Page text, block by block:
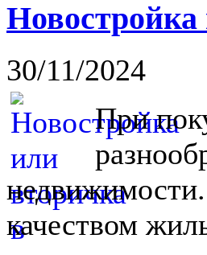
Новостройка
30/11/2024
При
качеством